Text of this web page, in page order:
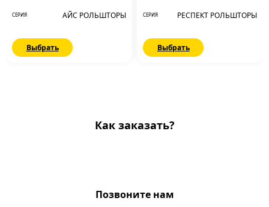
СЕРИЯ АЙС РОЛЬШТОРЫ
Выбрать
СЕРИЯ РЕСПЕКТ РОЛЬШТОРЫ
Выбрать
Как заказать?
Позвоните нам